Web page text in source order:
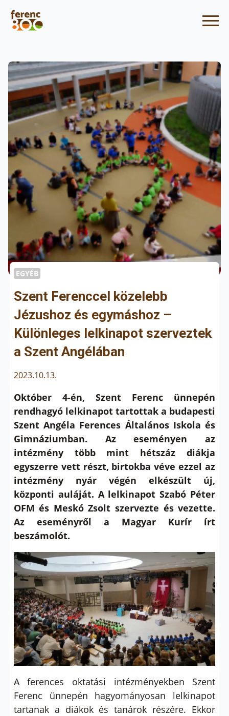
EGYÉB
Szent Ferenccel közelebb
Jézushoz és egymáshoz –
Különleges lelkinapot szerveztek
a Szent Angélában
2023.10.13.
Október 4-én, Szent Ferenc ünnepén
rendhagyó lelkinapot tartottak a budapesti
Szent Angéla Ferences Általános Iskola és
Gimnáziumban. Az eseményen az
intézmény több mint hétszáz diákja
egyszerre vett részt, birtokba véve ezzel az
intézmény nyár végén elkészült új,
központi auláját. A lelkinapot Szabó Péter
OFM és Meskó Zsolt szervezte és vezette.
Az eseményről a Magyar Kurír írt
beszámolót.
A ferences oktatási intézményekben Szent
Ferenc ünnepén hagyományosan lelkinapot
tartanak a diákok és tanárok részére. Ekkor